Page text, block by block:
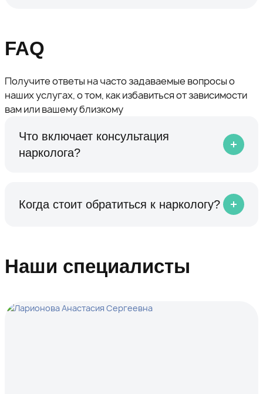
FAQ
Получите ответы на часто задаваемые вопросы о
наших услугах, о том, как избавиться от зависимости
вам или вашему близкому
Что включает консультация
нарколога?
Когда стоит обратиться к наркологу?
Наши специалисты